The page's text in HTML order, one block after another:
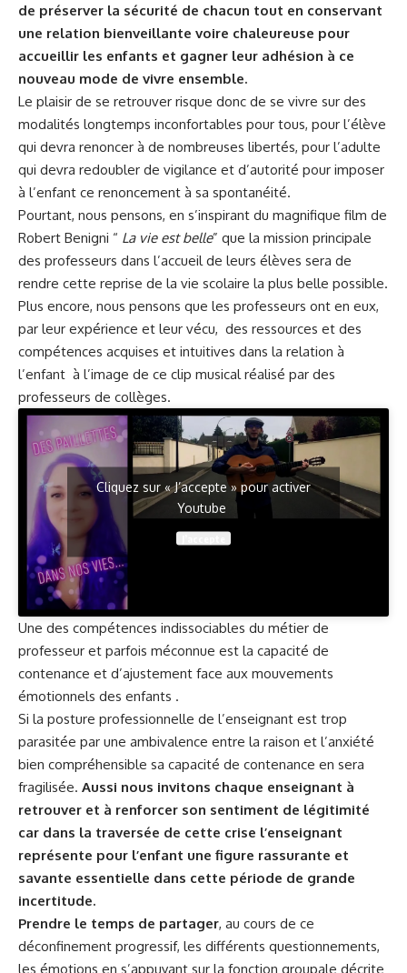
de préserver la sécurité de chacun tout en conservant
une relation bienveillante voire chaleureuse pour
accueillir les enfants et gagner leur adhésion à ce
nouveau mode de vivre ensemble.
Le plaisir de se retrouver risque donc de se vivre sur des
modalités longtemps inconfortables pour tous, pour l’élève
qui devra renoncer à de nombreuses libertés, pour l’adulte
qui devra redoubler de vigilance et d’autorité pour imposer
à l’enfant ce renoncement à sa spontanéité.
Pourtant, nous pensons, en s’inspirant du magnifique film de
Robert Benigni “ La vie est belle” que la mission principale
des professeurs dans l’accueil de leurs élèves sera de
rendre cette reprise de la vie scolaire la plus belle possible.
Plus encore, nous pensons que les professeurs ont en eux,
par leur expérience et leur vécu, des ressources et des
compétences acquises et intuitives dans la relation à
l’enfant à l’image de ce clip musical réalisé par des
professeurs de collèges.
Cliquez sur « J’accepte » pour activer
Youtube
Une des compétences indissociables du métier de
professeur et parfois méconnue est la capacité de
contenance et d’ajustement face aux mouvements
émotionnels des enfants .
Si la posture professionnelle de l’enseignant est trop
parasitée par une ambivalence entre la raison et l’anxiété
bien compréhensible sa capacité de contenance en sera
fragilisée. Aussi nous invitons chaque enseignant à
retrouver et à renforcer son sentiment de légitimité
car dans la traversée de cette crise l’enseignant
représente pour l’enfant une figure rassurante et
savante essentielle dans cette période de grande
incertitude.
Prendre le temps de partager, au cours de ce
déconfinement progressif, les différents questionnements,
les émotions en s’appuyant sur la fonction groupale décrite